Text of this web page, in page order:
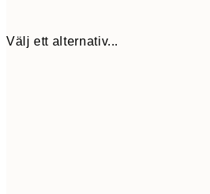
Välj ett alternativ...